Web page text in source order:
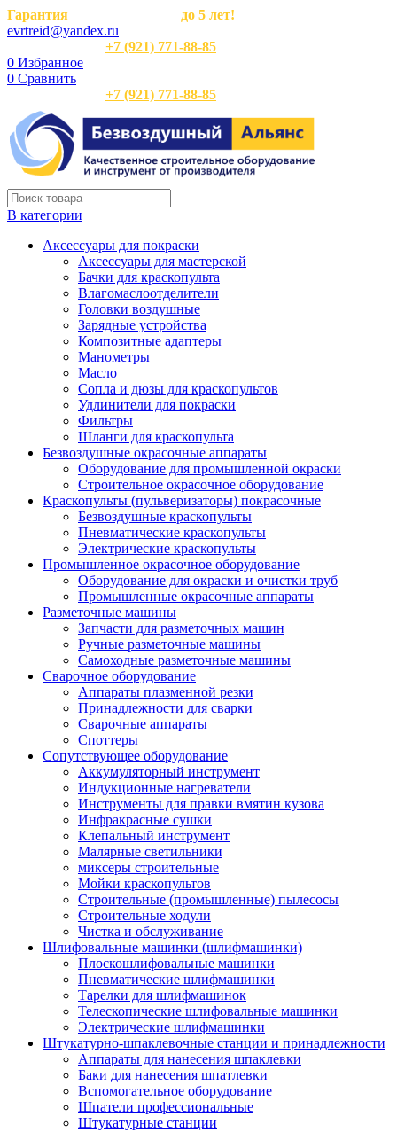
Гарантия
до 5 лет!
evrtreid@yandex.ru
+7 (921) 771-88-85
0 Избранное
0 Сравнить
+7 (921) 771-88-85
В категории
Аксессуары для покраски
Аксессуары для мастерской
Бачки для краскопульта
Влагомаслоотделители
Головки воздушные
Зарядные устройства
Композитные адаптеры
Манометры
Масло
Сопла и дюзы для краскопультов
Удлинители для покраски
Фильтры
Шланги для краскопульта
Безвоздушные окрасочные аппараты
Оборудование для промышленной окраски
Строительное окрасочное оборудование
Краскопульты (пульверизаторы) покрасочные
Безвоздушные краскопульты
Пневматические краскопульты
Электрические краскопульты
Промышленное окрасочное оборудование
Оборудование для окраски и очистки труб
Промышленные окрасочные аппараты
Разметочные машины
Запчасти для разметочных машин
Ручные разметочные машины
Самоходные разметочные машины
Сварочное оборудование
Аппараты плазменной резки
Принадлежности для сварки
Сварочные аппараты
Споттеры
Сопутствующее оборудование
Аккумуляторный инструмент
Индукционные нагреватели
Инструменты для правки вмятин кузова
Инфракрасные сушки
Клепальный инструмент
Малярные светильники
миксеры строительные
Мойки краскопультов
Строительные (промышленные) пылесосы
Строительные ходули
Чистка и обслуживание
Шлифовальные машинки (шлифмашинки)
Плоскошлифовальные машинки
Пневматические шлифмашинки
Тарелки для шлифмашинок
Телескопические шлифовальные машинки
Электрические шлифмашинки
Штукатурно-шпаклевочные станции и принадлежности
Аппараты для нанесения шпаклевки
Баки для нанесения шпатлевки
Вспомогательное оборудование
Шпатели профессиональные
Штукатурные станции